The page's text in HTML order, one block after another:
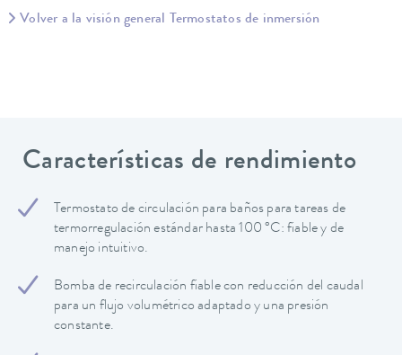
Volver a la visión general Termostatos de inmersión
Características de rendimiento
Termostato de circulación para baños para tareas de
termorregulación estándar hasta 100 °C: fiable y de
manejo intuitivo.
Bomba de recirculación fiable con reducción del caudal
para un flujo volumétrico adaptado y una presión
constante.